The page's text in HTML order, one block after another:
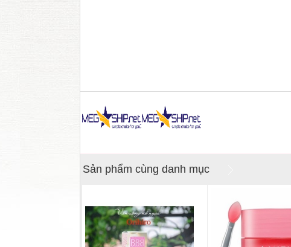
Sản phẩm cùng danh mục